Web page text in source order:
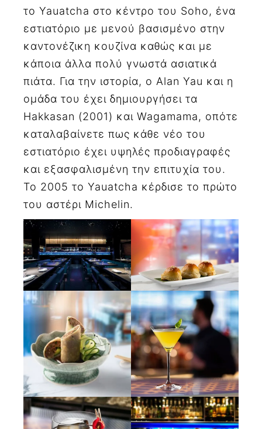
το Yauatcha στο κέντρο του Soho, ένα
εστιατόριο με μενού βασισμένο στην
καντονέζικη κουζίνα καθώς και με
κάποια άλλα πολύ γνωστά ασιατικά
πιάτα. Για την ιστορία, ο Alan Yau και η
ομάδα του έχει δημιουργήσει τα
Hakkasan (2001) και Wagamama, οπότε
καταλαβαίνετε πως κάθε νέο του
εστιατόριο έχει υψηλές προδιαγραφές
και εξασφαλισμένη την επιτυχία του.
Το 2005 το Yauatcha κέρδισε το πρώτο
του αστέρι Michelin.